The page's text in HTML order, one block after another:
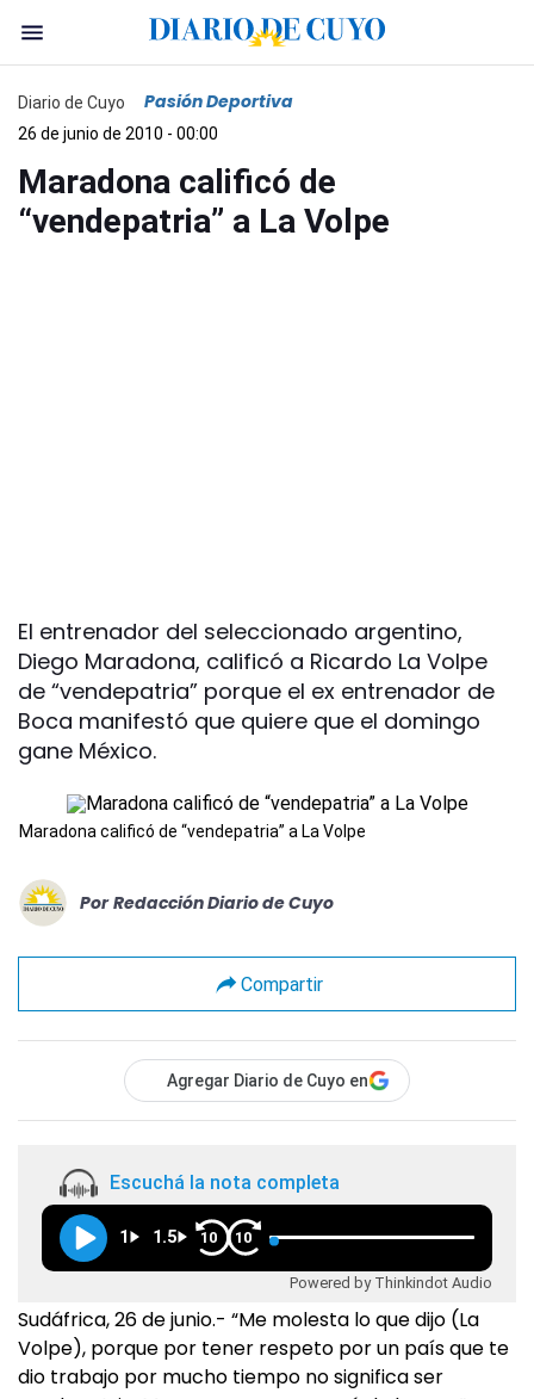
Diario de Cuyo Pasión Deportiva
26 de junio de 2010 - 00:00
Maradona calificó de
“vendepatria” a La Volpe
El entrenador del seleccionado argentino,
Diego Maradona, calificó a Ricardo La Volpe
de “vendepatria” porque el ex entrenador de
Boca manifestó que quiere que el domingo
gane México.
Maradona calificó de “vendepatria” a La Volpe
Por Redacción Diario de Cuyo
Compartir
Agregar Diario de Cuyo en
Escuchá la nota completa
1 1.5 10 10
Powered by Thinkindot Audio
Sudáfrica, 26 de junio.- “Me molesta lo que dijo (La
Volpe), porque por tener respeto por un país que te
dio trabajo por mucho tiempo no significa ser